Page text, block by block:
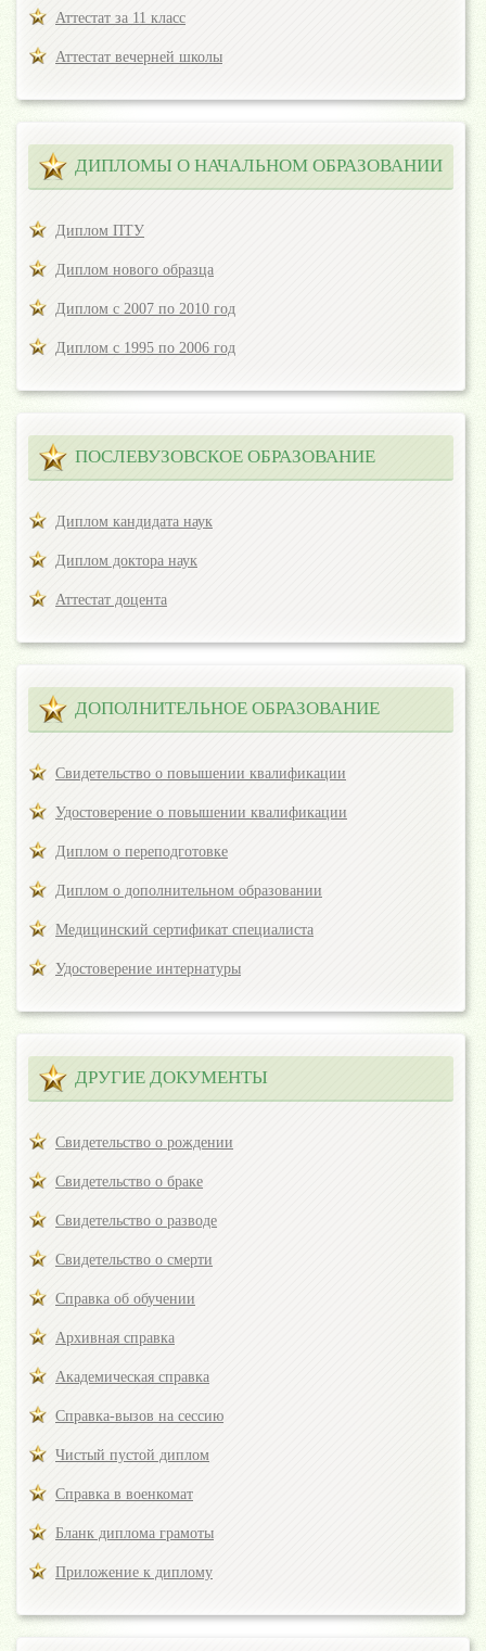
Аттестат за 11 класс
Аттестат вечерней школы
ДИПЛОМЫ О НАЧАЛЬНОМ ОБРАЗОВАНИИ
Диплом ПТУ
Диплом нового образца
Диплом с 2007 по 2010 год
Диплом с 1995 по 2006 год
ПОСЛЕВУЗОВСКОЕ ОБРАЗОВАНИЕ
Диплом кандидата наук
Диплом доктора наук
Аттестат доцента
ДОПОЛНИТЕЛЬНОЕ ОБРАЗОВАНИЕ
Свидетельство о повышении квалификации
Удостоверение о повышении квалификации
Диплом о переподготовке
Диплом о дополнительном образовании
Медицинский сертификат специалиста
Удостоверение интернатуры
ДРУГИЕ ДОКУМЕНТЫ
Свидетельство о рождении
Свидетельство о браке
Свидетельство о разводе
Свидетельство о смерти
Справка об обучении
Архивная справка
Академическая справка
Справка-вызов на сессию
Чистый пустой диплом
Справка в военкомат
Бланк диплома грамоты
Приложение к диплому